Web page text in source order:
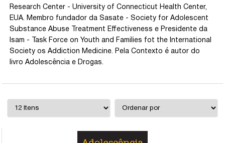
Research Center - University of Connecticut Health Center,
EUA. Membro fundador da Sasate - Society for Adolescent
Substance Abuse Treatment Effectiveness e Presidente da
Isam - Task Force on Youth and Families fot the International
Society os Addiction Medicine. Pela Contexto é autor do
livro Adolescência e Drogas.